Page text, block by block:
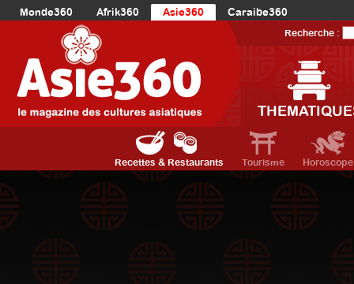
Monde360 Afrik360 Asie360
Caraibe360
Europe360
AmériqueDuNord360
Océanie360
Recherche :
Recettes & Restaurants Tourisme Horoscope